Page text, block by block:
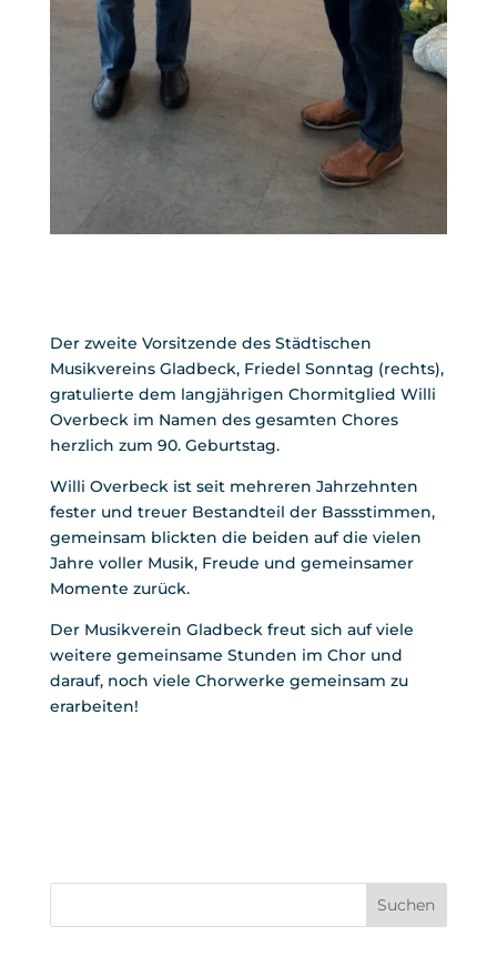
Der zweite Vorsitzende des Städtischen
Musikvereins Gladbeck, Friedel Sonntag (rechts),
gratulierte dem langjährigen Chormitglied Willi
Overbeck im Namen des gesamten Chores
herzlich zum 90. Geburtstag.
Willi Overbeck ist seit mehreren Jahrzehnten
fester und treuer Bestandteil der Bassstimmen,
gemeinsam blickten die beiden auf die vielen
Jahre voller Musik, Freude und gemeinsamer
Momente zurück.
Der Musikverein Gladbeck freut sich auf viele
weitere gemeinsame Stunden im Chor und
darauf, noch viele Chorwerke gemeinsam zu
erarbeiten!
Suchen